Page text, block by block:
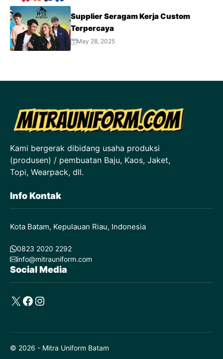
Supplier Seragam Kerja Custom
Terpercaya
May 28, 2025
Kami bergerak dibidang usaha produksi
(produsen) / pembuatan Baju, Kaos, Jaket,
Topi, Wearpack, dll.
Info Kontak
Kota Batam, Kepulauan Riau, Indonesia
0823 2020 2292
info@mitrauniform.com
Social Media
X Facebook
Instagram
© 2026 - Mitra Uniform Batam